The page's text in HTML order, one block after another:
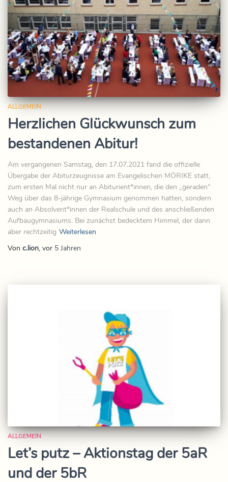
ALLGEMEIN
Herzlichen Glückwunsch zum
bestandenen Abitur!
Am vergangenen Samstag, den 17.07.2021 fand die offizielle
Übergabe der Abiturzeugnisse am Evangelischen MÖRIKE statt,
zum ersten Mal nicht nur an Abiturient*innen, die den „geraden“
Weg über das 8-jährige Gymnasium genommen hatten, sondern
auch an Absolvent*innen der Realschule und des anschließenden
Aufbaugymnasiums. Bei zunächst bedecktem Himmel, der dann
aber rechtzeitig Weiterlesen
Von c.lion, vor 5 Jahren
ALLGEMEIN
Let’s putz – Aktionstag der 5aR
und der 5bR